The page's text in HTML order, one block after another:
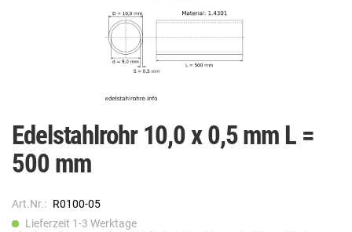
Edelstahlrohr 10,0 x 0,5 mm L =
500 mm
Art.Nr.: R0100-05
Lieferzeit 1-3 Werktage